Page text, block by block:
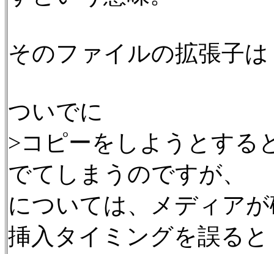
そのファイルの拡張子
ついでに
>コピーをしようとする
でてしまうのですが、
については、メディア
挿入タイミングを誤ると